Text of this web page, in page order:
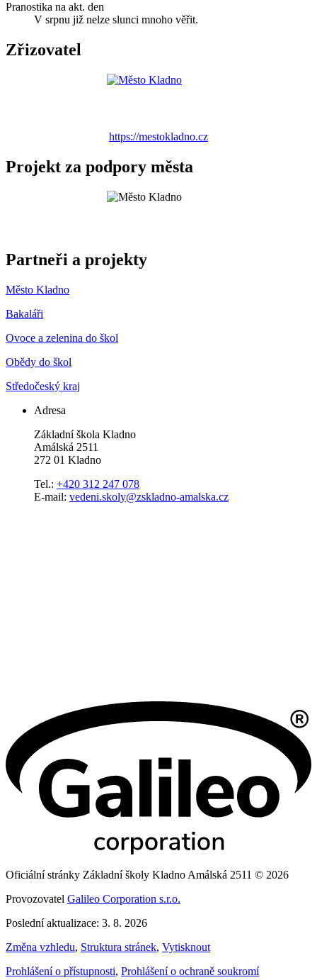
Pranostika na akt. den
V srpnu již nelze slunci mnoho věřit.
Zřizovatel
https://mestokladno.cz
Projekt za podpory města
Partneři a projekty
Město Kladno
Bakaláři
Ovoce a zelenina do škol
Obědy do škol
Středočeský kraj
Adresa
Základní škola Kladno
Amálská 2511
272 01 Kladno
Tel.: +420 312 247 078
E-mail: vedeni.skoly@zskladno-amalska.cz
Oficiální stránky Základní školy Kladno Amálská 2511 © 2026
Provozovatel Galileo Corporation s.r.o.
Poslední aktualizace: 3. 8. 2026
Změna vzhledu, Struktura stránek, Vytisknout
Prohlášení o přístupnosti, Prohlášení o ochraně soukromí